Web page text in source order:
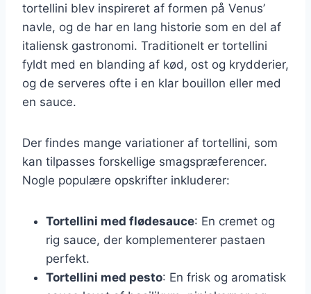
tortellini blev inspireret af formen på Venus’
navle, og de har en lang historie som en del af
italiensk gastronomi. Traditionelt er tortellini
fyldt med en blanding af kød, ost og krydderier,
og de serveres ofte i en klar bouillon eller med
en sauce.
Der findes mange variationer af tortellini, som
kan tilpasses forskellige smagspræferencer.
Nogle populære opskrifter inkluderer:
Tortellini med flødesauce: En cremet og
rig sauce, der komplementerer pastaen
perfekt.
Tortellini med pesto: En frisk og aromatisk